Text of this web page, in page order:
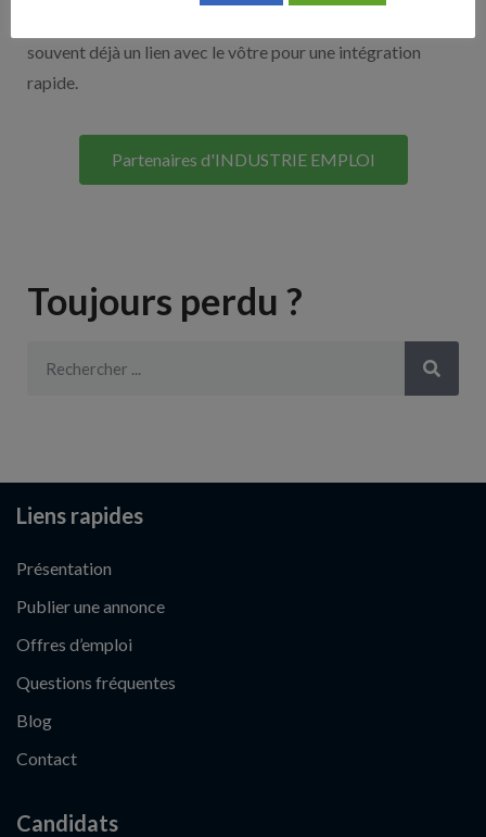
souvent déjà un lien avec le vôtre pour une intégration
rapide.
Partenaires d'INDUSTRIE EMPLOI
Toujours perdu ?
Liens rapides
Présentation
Publier une annonce
Offres d’emploi
Questions fréquentes
Blog
Contact
Candidats